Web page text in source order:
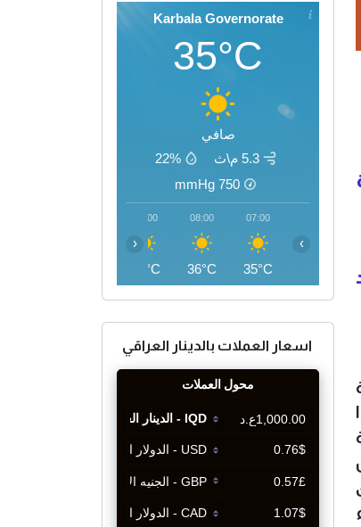
غرفة
Karbala Governorate
35°C
صافي
5.3 م\ث
22%
750
mmHg
07:00
35°C
08:00
36°C
09:00
39°C
‹ ›
اسعار العملات بالدينار العراقي